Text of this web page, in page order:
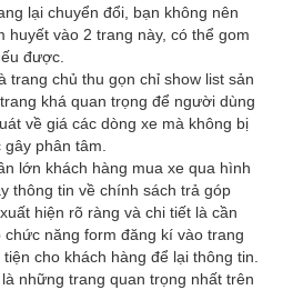
lại chuyển đổi, bạn không nên
huyết vào 2 trang này, có thể gom
được.
trang chủ thu gọn chỉ show list sản
khá quan trọng để người dùng
về giá các dòng xe mà không bị
phân tâm.
lớn khách hàng mua xe qua hình
thông tin về chính sách trả góp
hiện rõ ràng và chi tiết là cần
năng form đăng kí vào trang
cho khách hàng để lại thông tin.
những trang quan trọng nhất trên